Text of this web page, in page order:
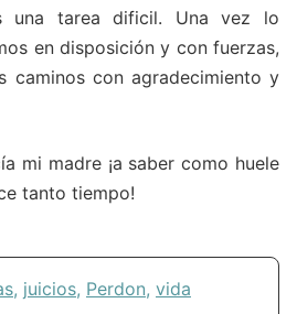
una tarea dificil. Una vez lo
en disposición y con fuerzas,
caminos con agradecimiento y
mi madre ¡a saber como huele
tanto tiempo!
, juicios, Perdon, vida